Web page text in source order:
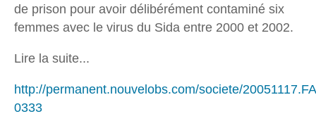
de prison pour avoir délibérément contaminé six
femmes avec le virus du Sida entre 2000 et 2002.
Lire la suite...
http://permanent.nouvelobs.com/societe/
0333